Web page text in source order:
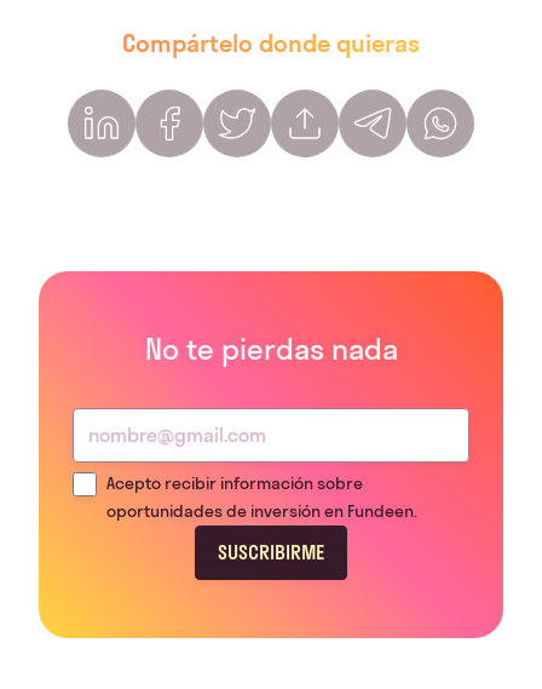
Compártelo donde quieras
No te pierdas nada
Acepto recibir información sobre
oportunidades de inversión en Fundeen.
SUSCRIBIRME